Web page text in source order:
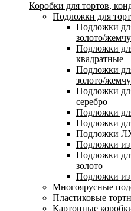
Коробки для тортов,
Подложки для
Подложки
золото/
Подложки
квадратные
Подложки
золото/
Подложки
серебро
Подложки
Подложки
Подложки
Подложки из
Подложки
золото
Подложки из
Многоярусные
Пластиковые
Картонные